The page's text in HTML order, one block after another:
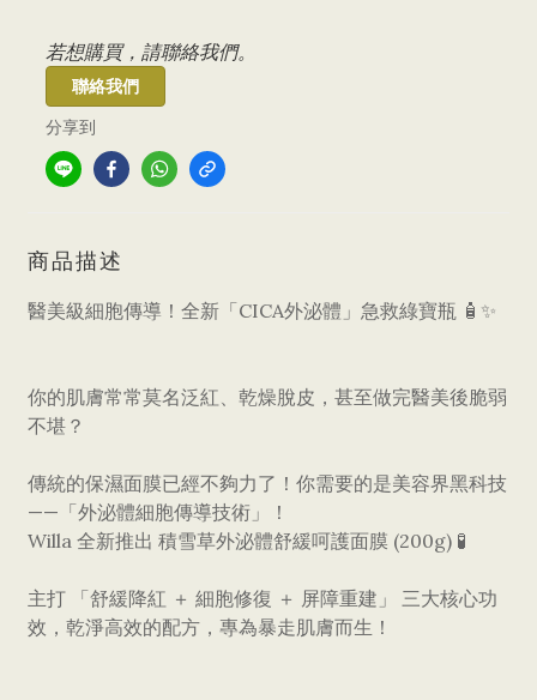
若想購買，請聯絡我們。
聯絡我們
分享到
商品描述
醫美級細胞傳導！全新「CICA外泌體」急救綠寶瓶 🧴✨
​你的肌膚常常莫名泛紅、乾燥脫皮，甚至做完醫美後脆弱
不堪？
傳統的保濕面膜已經不夠力了！你需要的是美容界黑科技
——「外泌體細胞傳導技術」！
​Willa 全新推出 積雪草外泌體舒緩呵護面膜 (200g) 🧪
主打 「舒緩降紅 ＋ 細胞修復 ＋ 屏障重建」 三大核心功
效，乾淨高效的配方，專為暴走肌膚而生！